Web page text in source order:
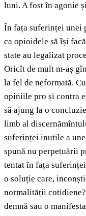
luni. A fost în agonie
În fața suferinței unei
ca opioidele să își
state au legalizat
Oricît de mult m-aș
la fel de neformată.
opiniile pro și contra
să ajung la o
limb al
suferinței inutile a
spună nu perpetuării
tentat în fața
o soluție care,
normalității
demnă sau o